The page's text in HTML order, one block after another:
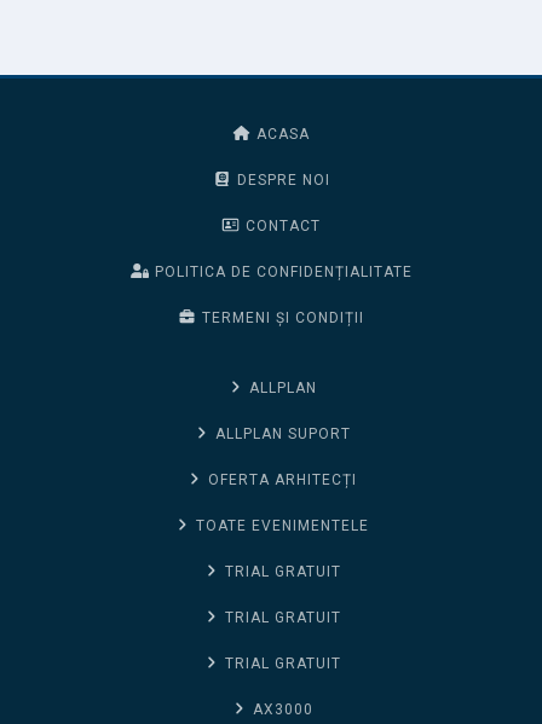
ACASA
DESPRE NOI
CONTACT
POLITICA DE CONFIDENȚIALITATE
TERMENI ȘI CONDIȚII
ALLPLAN
ALLPLAN SUPORT
OFERTA ARHITECȚI
TOATE EVENIMENTELE
TRIAL GRATUIT
TRIAL GRATUIT
TRIAL GRATUIT
AX3000